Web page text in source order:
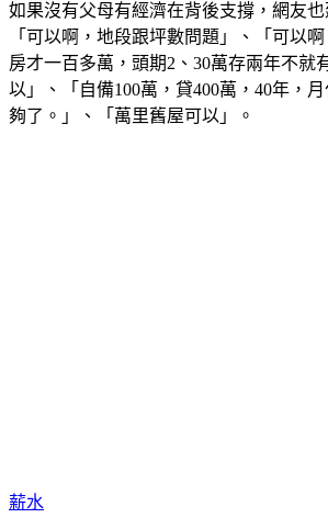
如果沒有父母有經濟在背後支撐，網友也
「可以啊，地段跟坪數問題」、「可以
房才一百多萬，頭期2、30萬存兩年不就
以」、「自備100萬，貸400萬，40年，
夠了。」、「萬里舊屋可以」。
薪水